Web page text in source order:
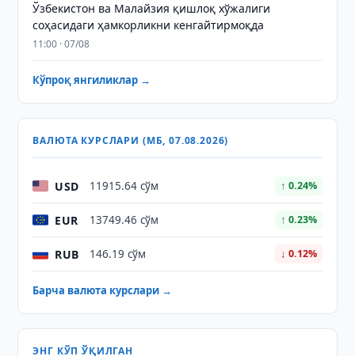
Ўзбекистон ва Малайзия қишлоқ хўжалиги
соҳасидаги ҳамкорликни кенгайтирмоқда
11:00 · 07/08
Кўпроқ янгиликлар →
ВАЛЮТА КУРСЛАРИ (МБ, 07.08.2026)
USD 11915.64 сўм ↑ 0.24%
EUR 13749.46 сўм ↑ 0.23%
RUB 146.19 сўм ↓ 0.12%
Барча валюта курслари →
ЭНГ КЎП ЎҚИЛГАН